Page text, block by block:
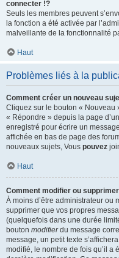
connecter !?
Seuls les membres peuvent
la fonction a été activée par
malveillante de la fonctionnalité
Haut
Problèmes liés à la
Comment créer un nouveau
Cliquez sur le bouton « Nouveau
« Répondre » depuis la page
enregistré pour écrire un
affichée en bas de page des
nouveaux sujets, Vous pouvez
Haut
Comment modifier ou
À moins d’être administrateur ou
supprimer que vos propres
(quelquefois dans une durée
bouton modifierdu message
message, un petit texte
modifié, le nombre de fois qu’il a